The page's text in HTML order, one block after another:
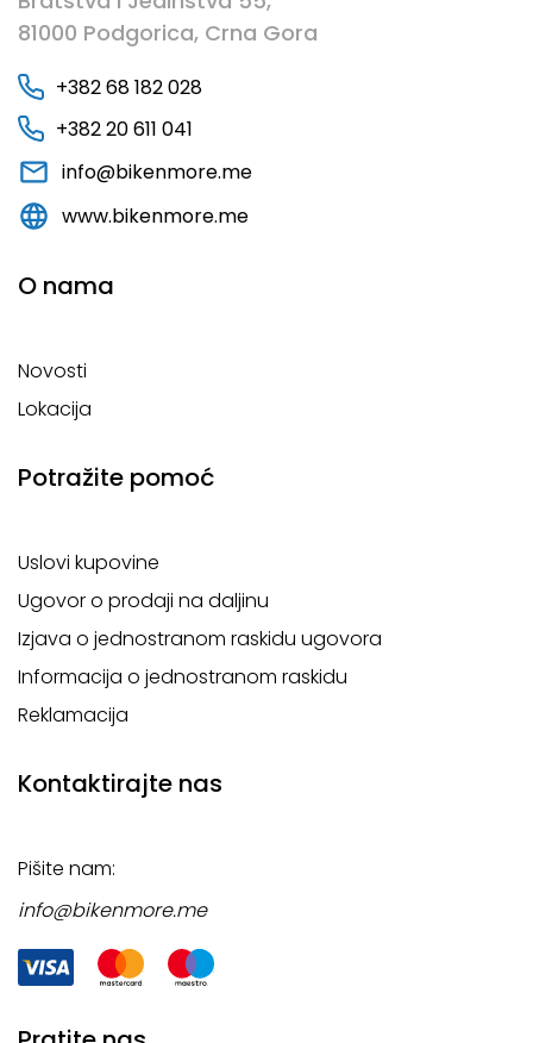
81000 Podgorica, Crna Gora
+382 68 182 028
+382 20 611 041
info@bikenmore.me
www.bikenmore.me
O nama
Novosti
Lokacija
Potražite pomoć
Uslovi kupovine
Ugovor o prodaji na daljinu
Izjava o jednostranom raskidu ugovora
Informacija o jednostranom raskidu
Reklamacija
Kontaktirajte nas
Pišite nam:
info@bikenmore.me